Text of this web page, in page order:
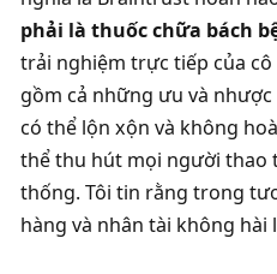
phải là thuốc chữa bách
trải nghiệm trực tiếp của cô
gồm cả những ưu và
có thể lộn xộn và không
thể thu hút mọi người thao
thống. Tôi tin rằng trong
hàng và nhân tài không hài